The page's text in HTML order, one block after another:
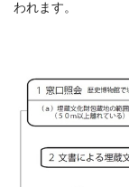
われます。